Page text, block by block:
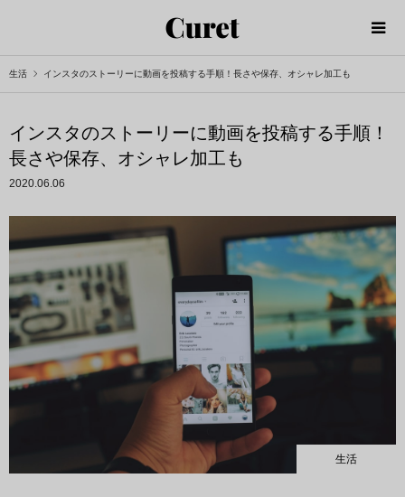
生活 インスタのストーリーに動画を投稿する手順！長さや保存、オシャレ加工も
インスタのストーリーに動画を投稿する手順！
長さや保存、オシャレ加工も
2020.06.06
生活